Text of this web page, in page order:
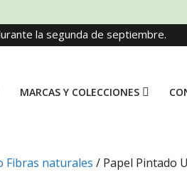
la segunda de septiembre.
MARCAS Y COLECCIONES
Fibras naturales / Papel Pintado